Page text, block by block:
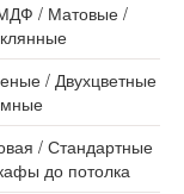
/ Матовые/
/ Двухцветные
/ Стандартные
до потолка